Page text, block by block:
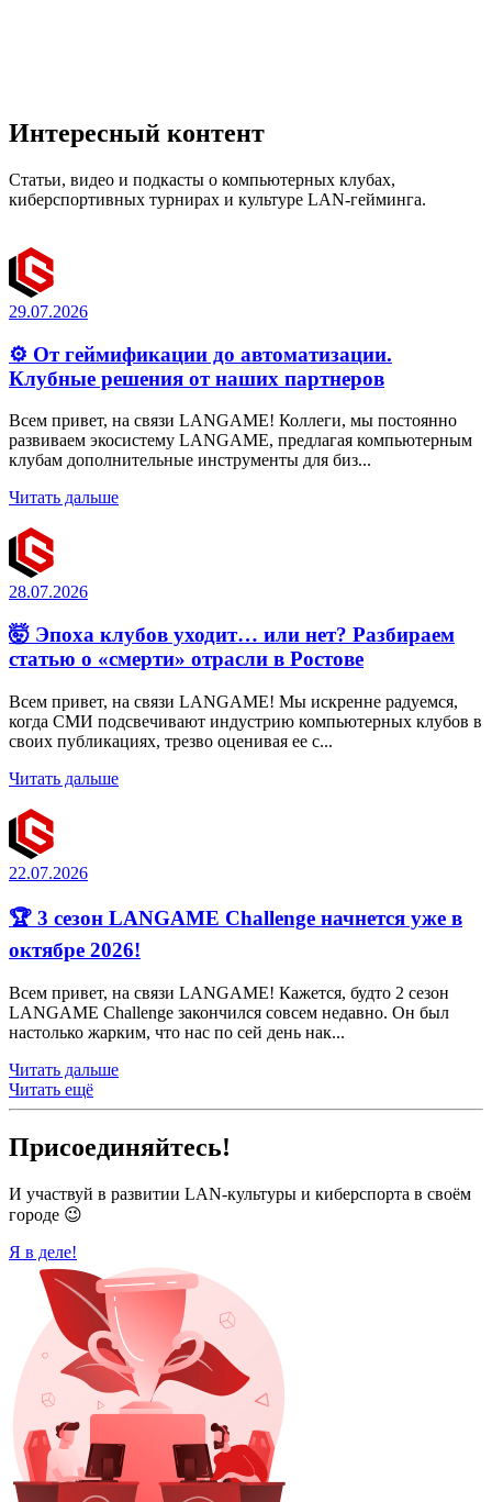
Интересный контент
Статьи, видео и подкасты о компьютерных клубах,
киберспортивных турнирах и культуре LAN-гейминга.
29.07.2026
⚙️ От геймификации до автоматизации.
Клубные решения от наших партнеров
Всем привет, на связи LANGAME! Коллеги, мы постоянно
развиваем экосистему LANGAME, предлагая компьютерным
клубам дополнительные инструменты для биз...
Читать дальше
28.07.2026
🤯 Эпоха клубов уходит… или нет? Разбираем
статью о «смерти» отрасли в Ростове
Всем привет, на связи LANGAME! Мы искренне радуемся,
когда СМИ подсвечивают индустрию компьютерных клубов в
своих публикациях, трезво оценивая ее с...
Читать дальше
22.07.2026
🏆 3 сезон LANGAME Challenge начнется уже в
октябре 2026!
Всем привет, на связи LANGAME! Кажется, будто 2 сезон
LANGAME Challenge закончился совсем недавно. Он был
настолько жарким, что нас по сей день нак...
Читать дальше
Читать ещё
Присоединяйтесь!
И участвуй в развитии LAN-культуры и киберспорта в своём
городе 😉
Я в деле!